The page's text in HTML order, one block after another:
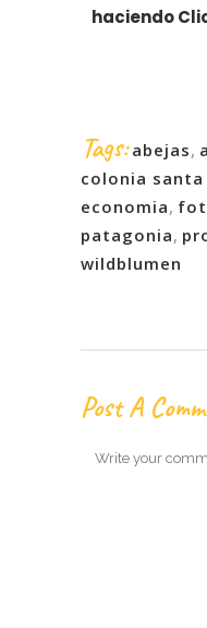
haciendo
Tags: abejas,
colonia
economia,
patagonia,
wildblumen
Post A